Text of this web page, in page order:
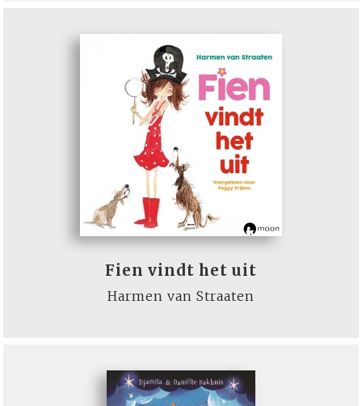
Fien vindt het uit
Harmen van Straaten